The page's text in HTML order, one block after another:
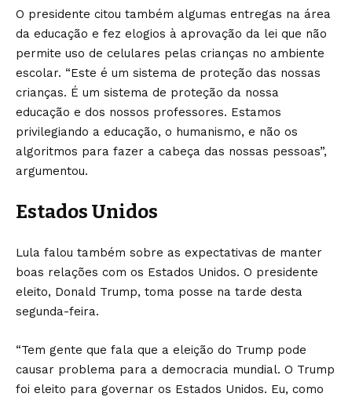
O presidente citou também algumas entregas na área
da educação e fez elogios à aprovação da lei que não
permite uso de celulares pelas crianças no ambiente
escolar. “Este é um sistema de proteção das nossas
crianças. É um sistema de proteção da nossa
educação e dos nossos professores. Estamos
privilegiando a educação, o humanismo, e não os
algoritmos para fazer a cabeça das nossas pessoas”,
argumentou.
Estados Unidos
Lula falou também sobre as expectativas de manter
boas relações com os Estados Unidos. O presidente
eleito, Donald Trump, toma posse na tarde desta
segunda-feira.
“Tem gente que fala que a eleição do Trump pode
causar problema para a democracia mundial. O Trump
foi eleito para governar os Estados Unidos. Eu, como